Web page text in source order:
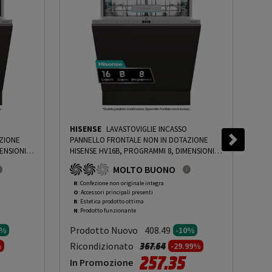
L
da
HISENSE LAVASTOVIGLIE INCASSO
PANNELLO FRONTALE NON IN DOTAZIONE
HISENSE HV16B, PROGRAMMI 8, DIMENSIONI: L
59,8 CM, A 81,6 CM, P 55,5 CM, RUMOROSITÀ
40 DB(A), CONSUMO DI ACQUA 9,5 L, BIANCO,
CLASSE B - PRMG GRADING ROBN - 10%
PRMG GRADING ROBN - 10%
MOLTO BUONO
R: Confezione non originale integra
O: Accessori principali presenti
B: Estetica prodotto ottima
N: Prodotto funzionante
Prodotto Nuovo 408.49 -10%
Ricondizionato Prezzo ridotto da
367.64a-29.99%
In Promozione 257.35